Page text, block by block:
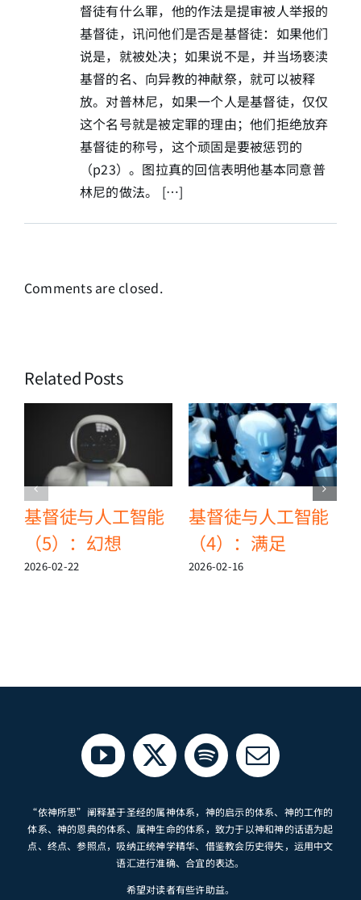
督徒有什么罪，他的作法是提审被人举报的
基督徒，讯问他们是否是基督徒：如果他们
说是，就被处决；如果说不是，并当场亵渎
基督的名、向异教的神献祭，就可以被释
放。对普林尼，如果一个人是基督徒，仅仅
这个名号就是被定罪的理由；他们拒绝放弃
基督徒的称号，这个顽固是要被惩罚的
（p23）。图拉真的回信表明他基本同意普
林尼的做法。 […]
Comments are closed.
Related Posts
基督徒与人工智能
（5）：幻想
2026-02-22
基督徒与人工智能
（4）：满足
2026-02-16
“依神所思”阐释基于圣经的属神体系，神的启示的体系、神的工作的
体系、神的恩典的体系、属神生命的体系，致力于以神和神的话语为起
点、终点、参照点，吸纳正统神学精华、借鉴教会历史得失，运用中文
语汇进行准确、合宜的表达。
希望对读者有些许助益。